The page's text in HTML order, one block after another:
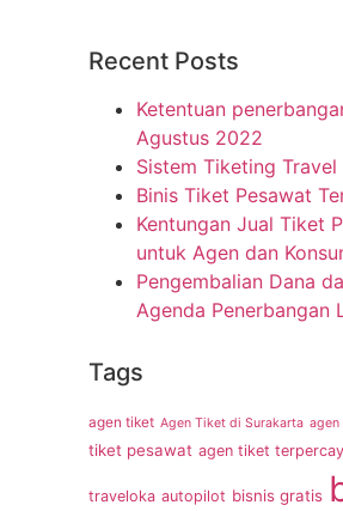
Recent Posts
Ketentuan
Agustus 2022
Sistem Tiketing Travel
Binis Tiket Pesawat
Kentungan Jual Tiket
untuk Agen dan
Pengembalian Dana
Agenda Penerbangan
Tags
agen tiket Agen Tiket di Surakarta
tiket pesawat agen tiket
traveloka autopilot bisnis gratis